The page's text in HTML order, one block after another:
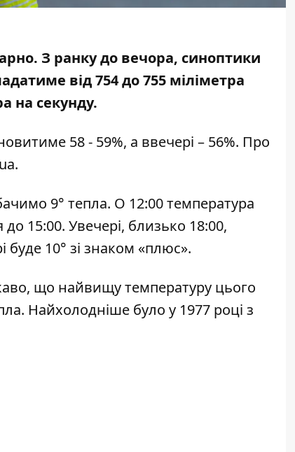
З ранку до вечора, синоптики
від 754 до 755 міліметра
на секунду.
58 - 59%, а ввечері – 56%. Про
.
9° тепла. О 12:00 температура
15:00. Увечері, близько 18:00,
буде 10° зі знаком «плюс».
що найвищу температуру цього
Найхолодніше було у 1977 році з